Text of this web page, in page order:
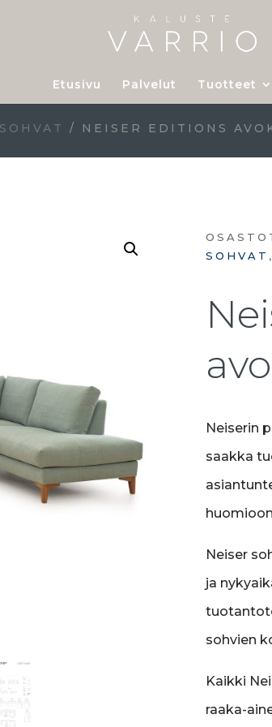
Etusivu Palvelut Tuotteet
/ NEISER EDITIONS
SOHVAT ,
Neiserin
saakka
Neiser
ja
sohvien
Kaikki
raaka-